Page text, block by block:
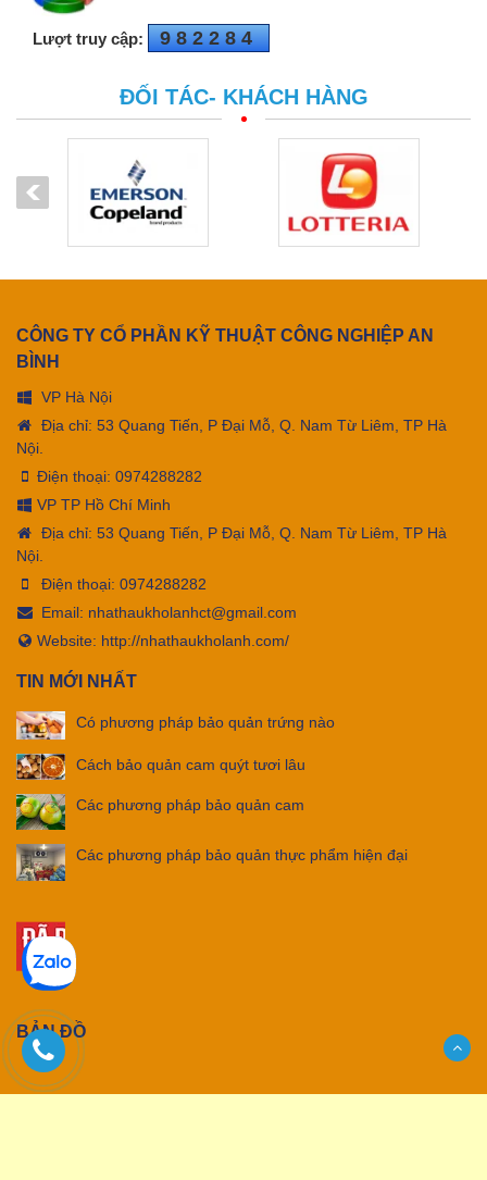
Lượt truy cập: 982284
ĐỐI TÁC- KHÁCH HÀNG
CÔNG TY CỔ PHẦN KỸ THUẬT CÔNG NGHIỆP AN
BÌNH
VP Hà Nội
Địa chỉ: 53 Quang Tiến, P Đại Mỗ, Q. Nam Từ Liêm, TP Hà
Nội.
Điện thoại: 0974288282
VP TP Hồ Chí Minh
Địa chỉ: 53 Quang Tiến, P Đại Mỗ, Q. Nam Từ Liêm, TP Hà
Nội.
Điện thoại: 0974288282
Email: nhathaukholanhct@gmail.com
Website: http://nhathaukholanh.com/
TIN MỚI NHẤT
Có phương pháp bảo quản trứng nào
Cách bảo quản cam quýt tươi lâu
Các phương pháp bảo quản cam
Các phương pháp bảo quản thực phẩm hiện đại
BẢN ĐỒ